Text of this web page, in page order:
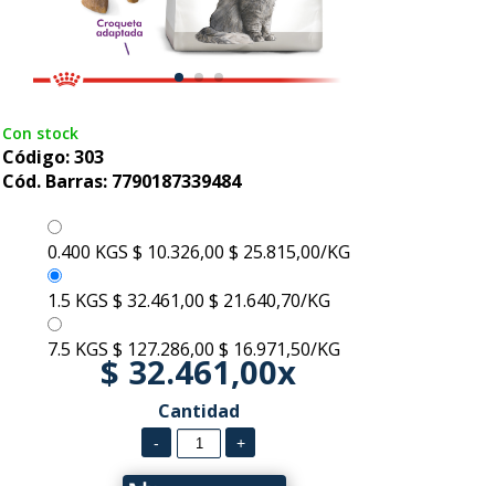
Con stock
Código: 303
Cód. Barras: 7790187339484
0.400 KGS $ 10.326,00 $ 25.815,00/KG
1.5 KGS $ 32.461,00 $ 21.640,70/KG
7.5 KGS $ 127.286,00 $ 16.971,50/KG
$ 32.461,00x
Cantidad